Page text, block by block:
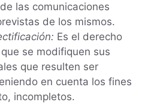
las comunicaciones
de los mismos.
Es el derecho
se modifiquen sus
que resulten ser
en cuenta los fines
incompletos.